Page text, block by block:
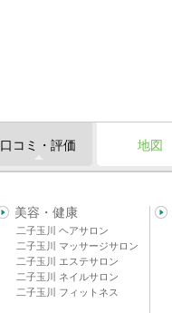
口コミ・評価 地図
美容・健康
二子玉川 ヘアサロン
二子玉川 マッサージサロン
二子玉川 エステサロン
二子玉川 ネイルサロン
二子玉川 フィットネス